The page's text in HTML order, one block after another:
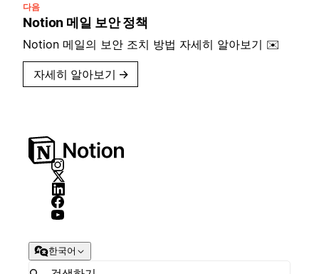
다음
Notion 메일 보안 정책
Notion 메일의 보안 조치 방법 자세히 알아보기 ✉️
자세히 알아보기 →
한국어